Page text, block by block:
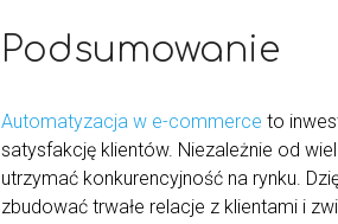
Podsumowanie
Automatyzacja w e-commerce to
satysfakcję klientów. Niezależnie od
utrzymać konkurencyjność na rynku.
zbudować trwałe relacje z klientami i